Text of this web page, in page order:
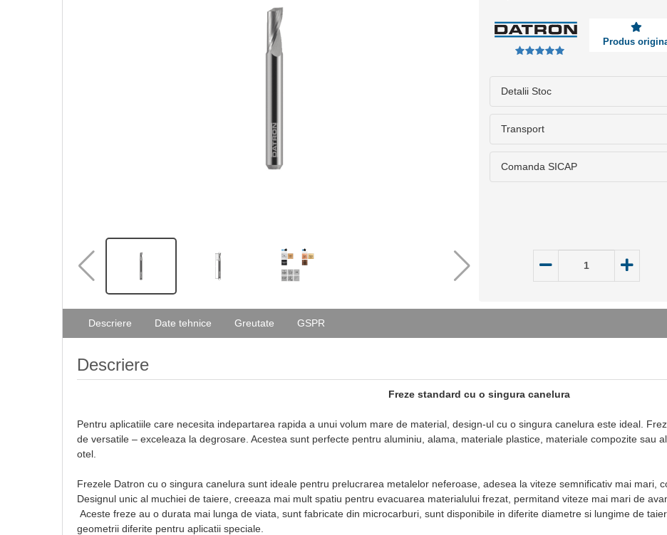
Produs
Detalii Stoc
Transport
Comanda SICAP
Descriere Date tehnice Greutate GSPR
Descriere
Freze standard cu o singura canelura
Pentru aplicatiile care necesita indepartarea rapida a unui volum mare de material, design-ul cu o singura canelura este ideal.
de versatile – exceleaza la degrosare. Acestea sunt perfecte pentru aluminiu, alama, materiale plastice, materiale compozite sau
otel.
Frezele Datron cu o singura canelura sunt ideale pentru prelucrarea metalelor neferoase, adesea la viteze semnificativ mai mari,
Designul unic al muchiei de taiere, creeaza mai mult spatiu pentru evacuarea materialului frezat, permitand viteze mai mari de
Aceste freze au o durata mai lunga de viata, sunt fabricate din microcarburi, sunt disponibile in diferite diametre si lungime de
geometrii diferite pentru aplicatii speciale.